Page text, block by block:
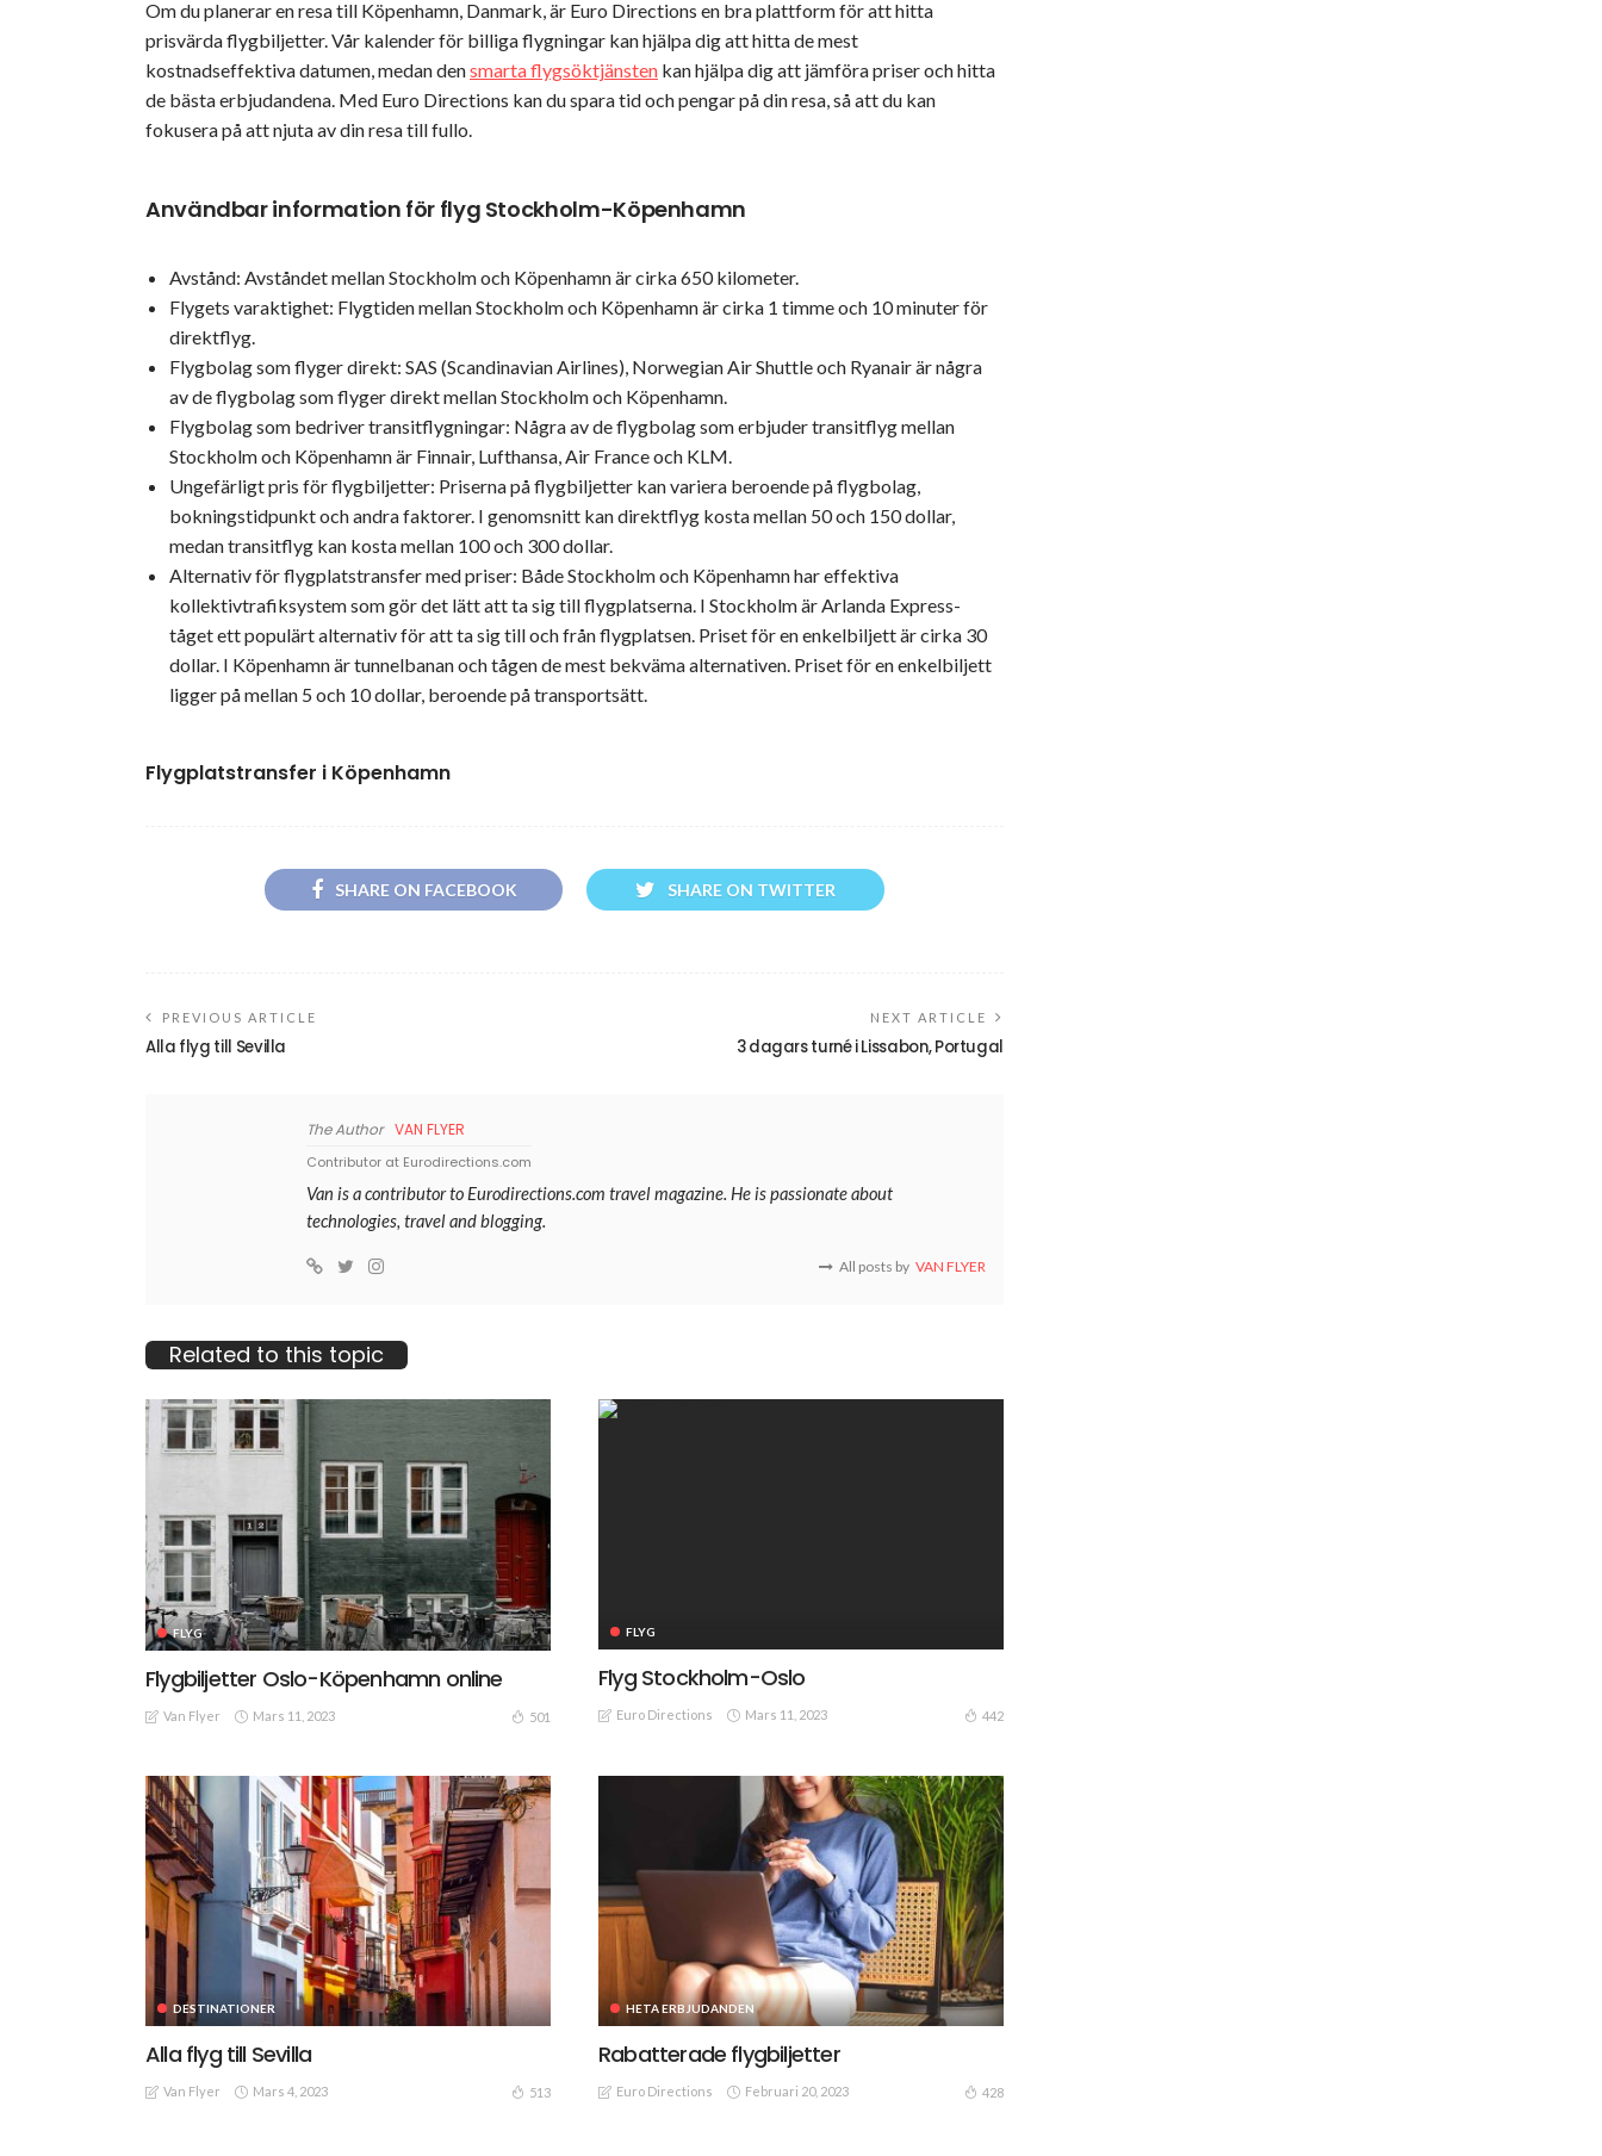
Om du planerar en resa till Köpenhamn, Danmark, är Euro Directions en bra plattform för att hitta
prisvärda flygbiljetter. Vår kalender för billiga flygningar kan hjälpa dig att hitta de mest
kostnadseffektiva datumen, medan densmarta flygsöktjänsten kan hjälpa dig att jämföra priser och hitta
de bästa erbjudandena. Med Euro Directions kan du spara tid och pengar på din resa, så att du kan
fokusera på att njuta av din resa till fullo.
Användbar information för flyg Stockholm-Köpenhamn
Avstånd: Avståndet mellan Stockholm och Köpenhamn är cirka 650 kilometer.
Flygets varaktighet: Flygtiden mellan Stockholm och Köpenhamn är cirka 1 timme och 10 minuter för
direktflyg.
Flygbolag som flyger direkt: SAS (Scandinavian Airlines), Norwegian Air Shuttle och Ryanair är några
av de flygbolag som flyger direkt mellan Stockholm och Köpenhamn.
Flygbolag som bedriver transitflygningar: Några av de flygbolag som erbjuder transitflyg mellan
Stockholm och Köpenhamn är Finnair, Lufthansa, Air France och KLM.
Ungefärligt pris för flygbiljetter: Priserna på flygbiljetter kan variera beroende på flygbolag,
bokningstidpunkt och andra faktorer. I genomsnitt kan direktflyg kosta mellan 50 och 150 dollar,
medan transitflyg kan kosta mellan 100 och 300 dollar.
Alternativ för flygplatstransfer med priser: Både Stockholm och Köpenhamn har effektiva
kollektivtrafiksystem som gör det lätt att ta sig till flygplatserna. I Stockholm är Arlanda Express-
tåget ett populärt alternativ för att ta sig till och från flygplatsen. Priset för en enkelbiljett är cirka 30
dollar. I Köpenhamn är tunnelbanan och tågen de mest bekväma alternativen. Priset för en enkelbiljett
ligger på mellan 5 och 10 dollar, beroende på transportsätt.
Flygplatstransfer i Köpenhamn
SHARE ON FACEBOOK SHARE ON TWITTER
PREVIOUS ARTICLE
Alla flyg till Sevilla
NEXT ARTICLE
3 dagars turné i Lissabon, Portugal
The Author VAN FLYER
Contributor at Eurodirections.com
Van is a contributor to Eurodirections.com travel magazine. He is passionate about
technologies, travel and blogging.
All posts by VAN FLYER
Related to this topic
FLYG
Flygbiljetter Oslo-Köpenhamn online
Van Flyer Mars 11, 2023 501
FLYG
Flyg Stockholm-Oslo
Euro Directions Mars 11, 2023 442
DESTINATIONER
Alla flyg till Sevilla
Van Flyer Mars 4, 2023 513
HETA ERBJUDANDEN
Rabatterade flygbiljetter
Euro Directions Februari 20, 2023 428